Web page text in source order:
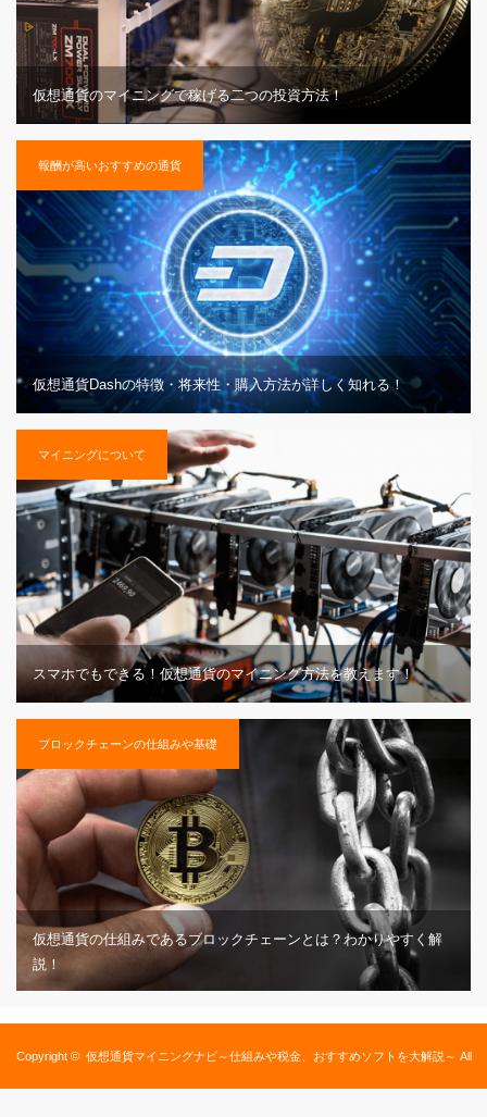
仮想通貨のマイニングで稼げる二つの投資方法！
報酬が高いおすすめの通貨
仮想通貨Dashの特徴・将来性・購入方法が詳しく知れる！
マイニングについて
スマホでもできる！仮想通貨のマイニング方法を教えます！
ブロックチェーンの仕組みや基礎
仮想通貨の仕組みであるブロックチェーンとは？わかりやすく解
説！
Copyright © 仮想通貨マイニングナビ～仕組みや税金、おすすめソフトを大解説～ All